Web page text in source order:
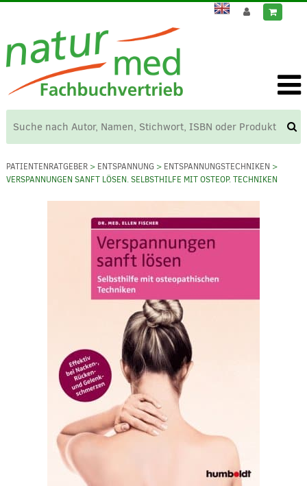
PATIENTENRATGEBER> ENTSPANNUNG> ENTSPANNUNGSTECHNIKEN >
VERSPANNUNGEN SANFT LÖSEN. SELBSTHILFE MIT OSTEOP. TECHNIKEN